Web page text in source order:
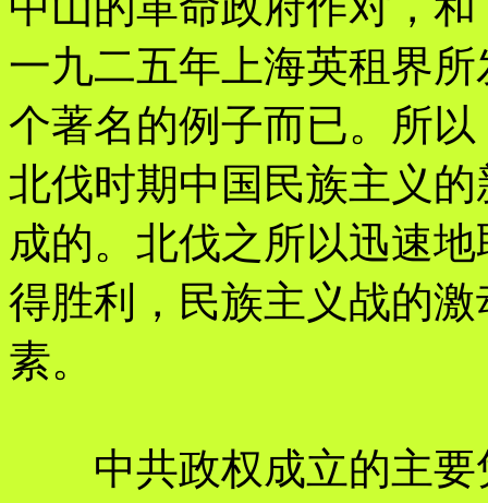
一九二五年上海英租界
个著名的例子而已。所以
北伐时期中国民族主义
成的。北伐之所以迅速地
得胜利，民族主义战的
素。
中共政权成立的主要